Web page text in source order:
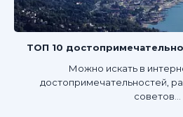
ТОП 10
Можно искать в
достопримечательностей,
советов...